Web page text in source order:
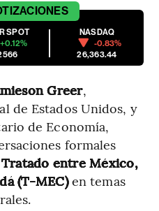
SPOT
+0.12%
NASDAQ
-0.83%
26,363.44
Greer,
de Estados Unidos, y
de Economía,
formales
Tratado entre México,
(T-MEC)en temas